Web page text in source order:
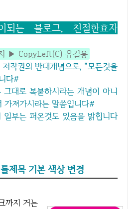
지 ▶ CopyLeft(C) 유길용
다#
가져가시라는 말씀입니다#
일부는 퍼온것도 있음을 밝힙니다
제목 기본 색상 변경